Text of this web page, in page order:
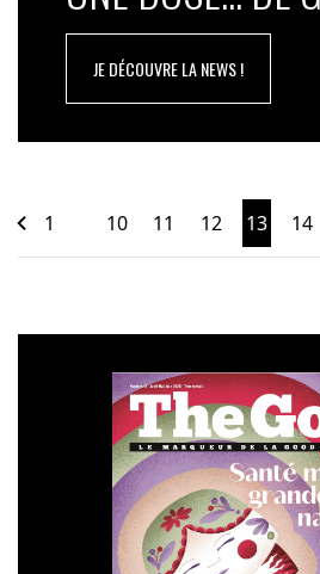
JE DÉCOUVRE LA NEWS !
1 10 11 12 13 14